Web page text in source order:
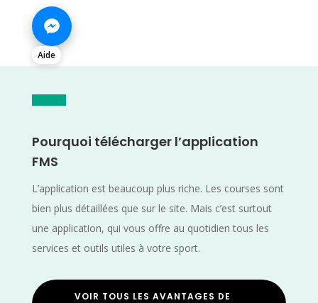
Aide
Pourquoi télécharger l’application
FMS
L’application est beaucoup plus riche. Les courses sont
bien plus détaillées que sur le site. Mais c’est surtout
une application, qui vous offre au quotidien tous les
services et outils utiles à votre sport.
VOIR TOUS LES AVANTAGES DE